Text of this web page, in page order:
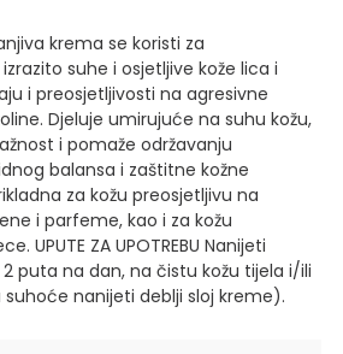
krema se koristi za
suhe i osjetljive kože lica i
i preosjetljivosti na agresivne
Djeluje umirujuće na suhu kožu,
i pomaže održavanju
balansa i zaštitne kožne
za kožu preosjetljivu na
i parfeme, kao i za kožu
UPUTE ZA UPOTREBU Nanijeti
puta na dan, na čistu kožu tijela i/ili
nanijeti deblji sloj kreme).